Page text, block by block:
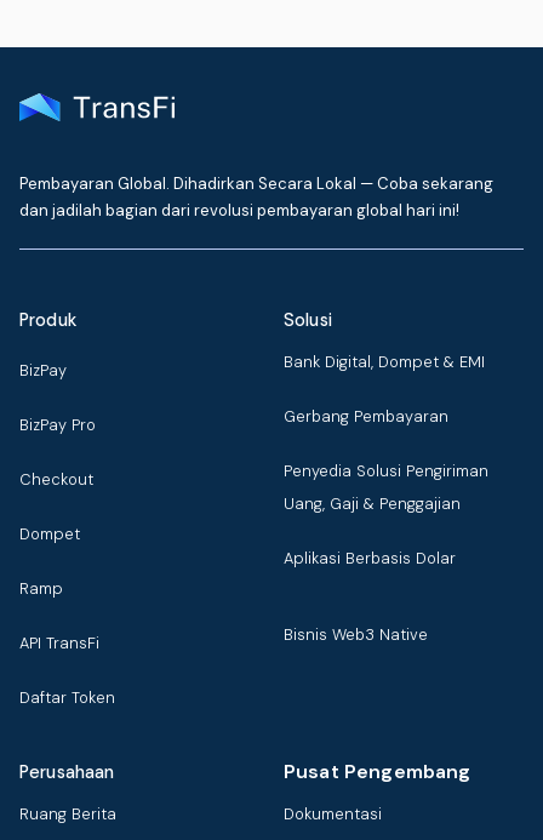
Pembayaran Global. Dihadirkan Secara Lokal — Coba sekarang
dan jadilah bagian dari revolusi pembayaran global hari ini!
Produk
BizPay
BizPay Pro
Checkout
Dompet
Ramp
API TransFi
Daftar Token
Solusi
Bank Digital, Dompet & EMI
Gerbang Pembayaran
Penyedia Solusi Pengiriman
Uang, Gaji & Penggajian
Aplikasi Berbasis Dolar
Bisnis Web3 Native
Perusahaan
Ruang Berita
Pusat Pengembang
Dokumentasi